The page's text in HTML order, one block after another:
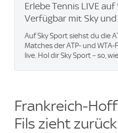
Erlebe Tennis LIVE
Verfügbar mit Sky und
Auf Sky Sport siehst du die
Matches der ATP- und WTA-
live. Hol dir Sky Sport – so,
Frankreich-
Fils zieht zurück